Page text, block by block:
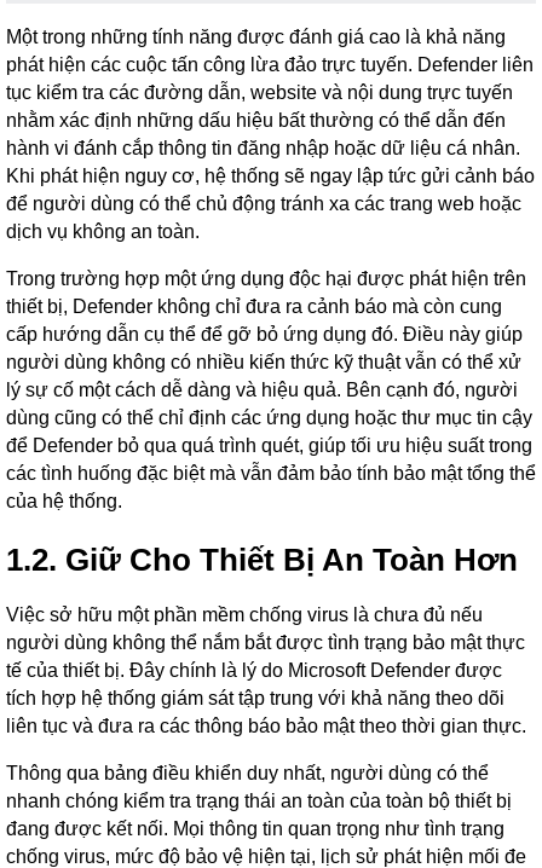
Một trong những tính năng được đánh giá cao là khả năng
phát hiện các cuộc tấn công lừa đảo trực tuyến. Defender liên
tục kiểm tra các đường dẫn, website và nội dung trực tuyến
nhằm xác định những dấu hiệu bất thường có thể dẫn đến
hành vi đánh cắp thông tin đăng nhập hoặc dữ liệu cá nhân.
Khi phát hiện nguy cơ, hệ thống sẽ ngay lập tức gửi cảnh báo
để người dùng có thể chủ động tránh xa các trang web hoặc
dịch vụ không an toàn.
Trong trường hợp một ứng dụng độc hại được phát hiện trên
thiết bị, Defender không chỉ đưa ra cảnh báo mà còn cung
cấp hướng dẫn cụ thể để gỡ bỏ ứng dụng đó. Điều này giúp
người dùng không có nhiều kiến thức kỹ thuật vẫn có thể xử
lý sự cố một cách dễ dàng và hiệu quả. Bên cạnh đó, người
dùng cũng có thể chỉ định các ứng dụng hoặc thư mục tin cậy
để Defender bỏ qua quá trình quét, giúp tối ưu hiệu suất trong
các tình huống đặc biệt mà vẫn đảm bảo tính bảo mật tổng thể
của hệ thống.
1.2. Giữ Cho Thiết Bị An Toàn Hơn
Việc sở hữu một phần mềm chống virus là chưa đủ nếu
người dùng không thể nắm bắt được tình trạng bảo mật thực
tế của thiết bị. Đây chính là lý do Microsoft Defender được
tích hợp hệ thống giám sát tập trung với khả năng theo dõi
liên tục và đưa ra các thông báo bảo mật theo thời gian thực.
Thông qua bảng điều khiển duy nhất, người dùng có thể
nhanh chóng kiểm tra trạng thái an toàn của toàn bộ thiết bị
đang được kết nối. Mọi thông tin quan trọng như tình trạng
chống virus, mức độ bảo vệ hiện tại, lịch sử phát hiện mối đe